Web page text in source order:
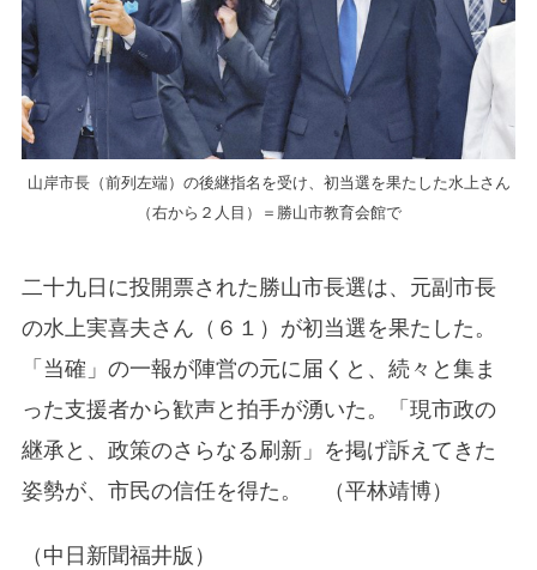
山岸市長（前列左端）の後継指名を受け、初当選を果たした水上さん
（右から２人目）＝勝山市教育会館で
二十九日に投開票された勝山市長選は、元副市長
の水上実喜夫さん（６１）が初当選を果たした。
「当確」の一報が陣営の元に届くと、続々と集ま
った支援者から歓声と拍手が湧いた。「現市政の
継承と、政策のさらなる刷新」を掲げ訴えてきた
姿勢が、市民の信任を得た。 （平林靖博）
（中日新聞福井版）